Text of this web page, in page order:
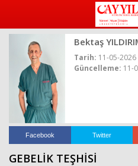
Bektaş
Tarih: 11-05-
Güncelleme: 11-
Facebook Twitter
GEBELİK TEŞHİSİ